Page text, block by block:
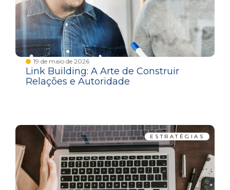
19 de maio de 2026
Link Building: A Arte de Construir
Relações e Autoridade
ESTRATÉGIAS